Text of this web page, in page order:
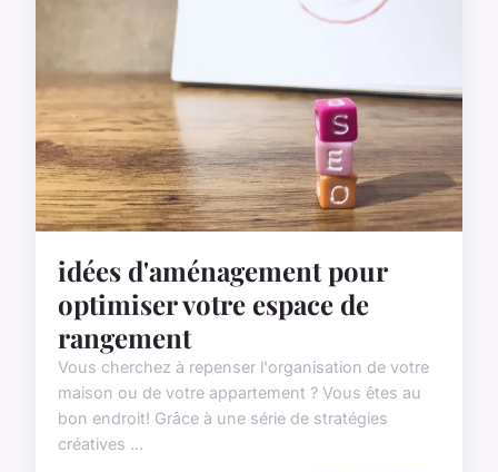
idées d'aménagement pour
optimiser votre espace de
rangement
Vous cherchez à repenser l'organisation de votre
maison ou de votre appartement ? Vous êtes au
bon endroit! Grâce à une série de stratégies
créatives ...